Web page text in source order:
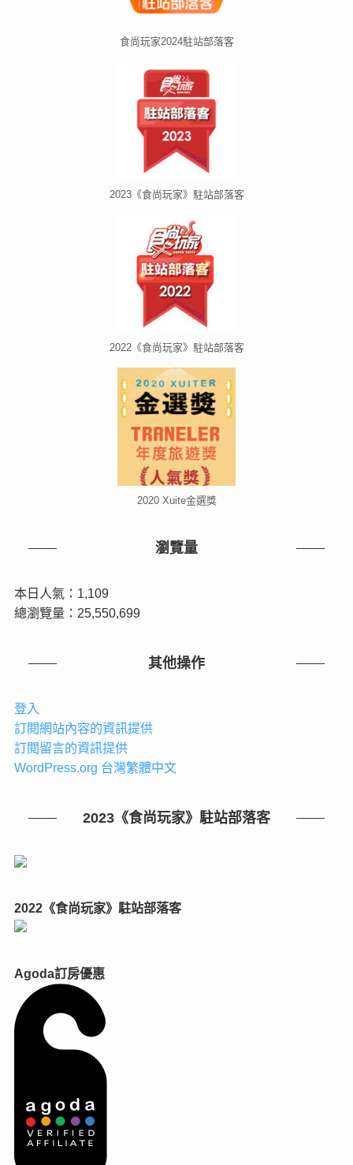
食尚玩家2024駐站部落客
2023《食尚玩家》駐站部落客
2022《食尚玩家》駐站部落客
2020 Xuite金選獎
瀏覽量
本日人氣：1,109
總瀏覽量：25,550,699
其他操作
登入
訂閱網站內容的資訊提供
訂閱留言的資訊提供
WordPress.org 台灣繁體中文
2023《食尚玩家》駐站部落客
2022《食尚玩家》駐站部落客
Agoda訂房優惠